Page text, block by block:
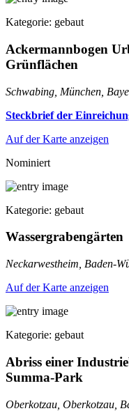
Kategorie: gebaut
Ackermannbogen
Grünflächen
Schwabing, München,
Steckbrief der
Auf der Karte anzeigen
Nominiert
Kategorie: gebaut
Wassergrabengärten
Neckarwestheim, Baden-
Auf der Karte anzeigen
Kategorie: gebaut
Abriss einer
Summa-Park
Oberkotzau, Oberkotzau,